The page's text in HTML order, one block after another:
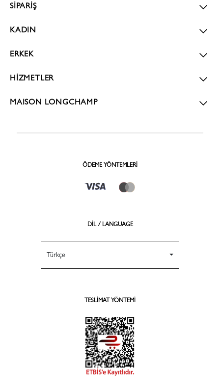
SİPARİŞ
KADIN
ERKEK
HİZMETLER
MAISON LONGCHAMP
ÖDEME YÖNTEMLERI
DİL / LANGUAGE
Türkçe
TESLIMAT YÖNTEMI